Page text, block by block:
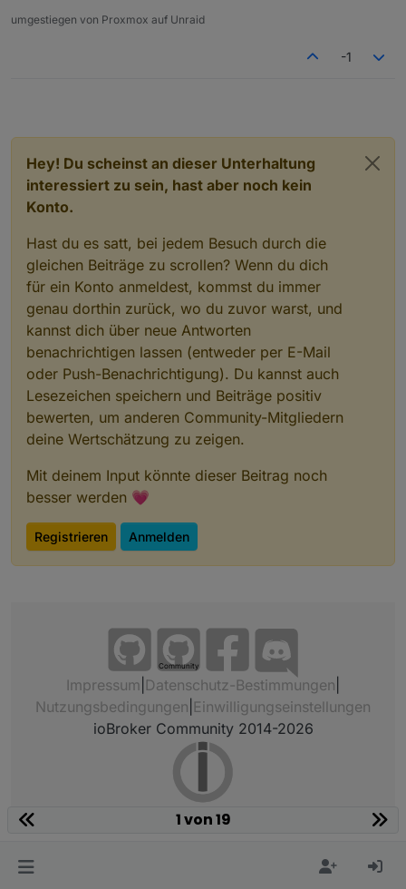
umgestiegen von Proxmox auf Unraid
-1
Hey! Du scheinst an dieser Unterhaltung
interessiert zu sein, hast aber noch kein
Konto.
Hast du es satt, bei jedem Besuch durch die
gleichen Beiträge zu scrollen? Wenn du dich
für ein Konto anmeldest, kommst du immer
genau dorthin zurück, wo du zuvor warst, und
kannst dich über neue Antworten
benachrichtigen lassen (entweder per E-Mail
oder Push-Benachrichtigung). Du kannst auch
Lesezeichen speichern und Beiträge positiv
bewerten, um anderen Community-Mitgliedern
deine Wertschätzung zu zeigen.
Mit deinem Input könnte dieser Beitrag noch
besser werden 💗
Registrieren Anmelden
Community
Impressum Datenschutz-Bestimmungen
Nutzungsbedingungen Einwilligungseinstellungen
ioBroker Community 2014-2026
1 von 19